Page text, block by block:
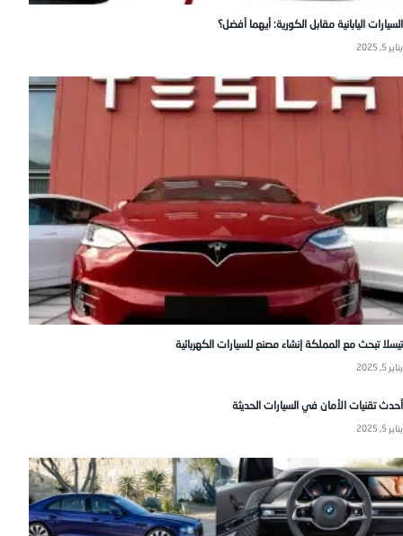
السيارات اليابانية مقابل الكورية: أيهما أفضل؟
يناير 5, 2025
تيسلا تبحث مع المملكة إنشاء مصنع للسيارات الكهربائية
يناير 5, 2025
أحدث تقنيات الأمان في السيارات الحديثة
يناير 5, 2025